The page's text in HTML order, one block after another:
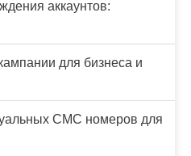
аккаунтов:
для бизнеса и
СМС номеров для